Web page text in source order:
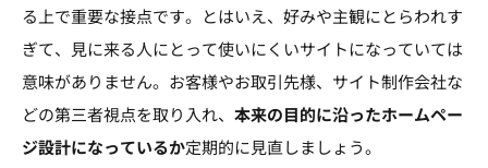
る上で重要な接点です。とはいえ、好みや主観にとらわれす
ぎて、見に来る人にとって使いにくいサイトになっていては
意味がありません。お客様やお取引先様、サイト制作会社な
どの第三者視点を取り入れ、 本来の目的に沿ったホームペー
ジ設計になっているか定期的に見直しましょう。